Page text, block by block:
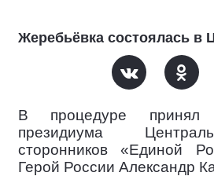
Жеребьёвка состоялась в
В процедуре принял
президиума
сторонников «Единой
Герой России Александр